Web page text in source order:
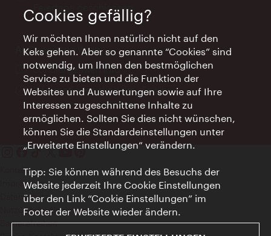
Feiertags geschlossen
AI Concierge Wien
Ort:
concierge.wien.info
Öffnungszeiten:
Informationen rund um die Uhr
Kontakt
Impressum
Datenschutz
Nutzungsbedingungen
Barrierefreiheit
Cookies gefällig?
Wir möchten Ihnen natürlich nicht auf den
Keks gehen. Aber so genannte “Cookies” sind
notwendig, um Ihnen den bestmöglichen
Service zu bieten und die Funktion der
Websites und Auswertungen sowie auf Ihre
Interessen zugeschnittene Inhalte zu
ermöglichen. Sollten Sie dies nicht wünschen,
können Sie die Standardeinstellungen unter
„Erweiterte Einstellungen“ verändern.
Tipp: Sie können während des Besuchs der
Website jederzeit Ihre Cookie Einstellungen
über den Link “Cookie Einstellungen” im
Footer der Website wieder ändern.